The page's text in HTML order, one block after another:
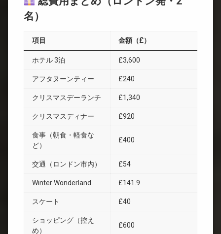
名）
項目 金額（£）
ホテル 3泊 £3,600
アフタヌーンティー £240
クリスマスデーランチ £1,340
クリスマスディナー £920
食事（朝食・軽食な
ど）
£400
交通（ロンドン市内） £54
Winter Wonderland £141.9
スケート £40
ショッピング（控え
め）
£600